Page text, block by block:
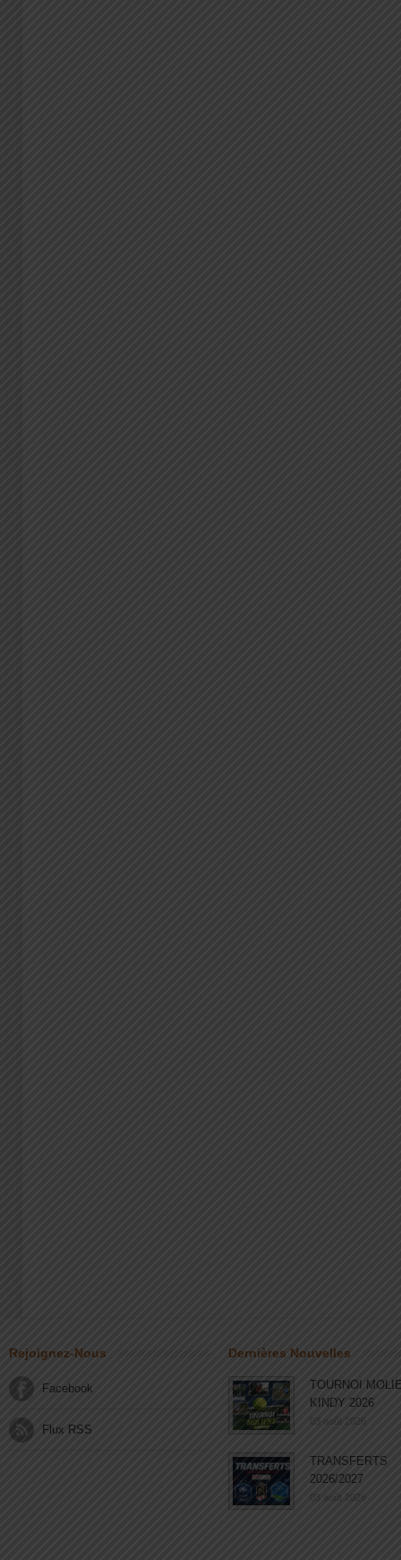
Rejoignez-Nous
Facebook
Flux RSS
Dernières Nouvelles
TOURNOI
KINDY 2026
03 août 2026
TRANSFERTS
2026/2027
03 août 2026